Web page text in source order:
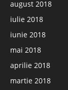
august 2018
iulie 2018
iunie 2018
mai 2018
aprilie 2018
martie 2018